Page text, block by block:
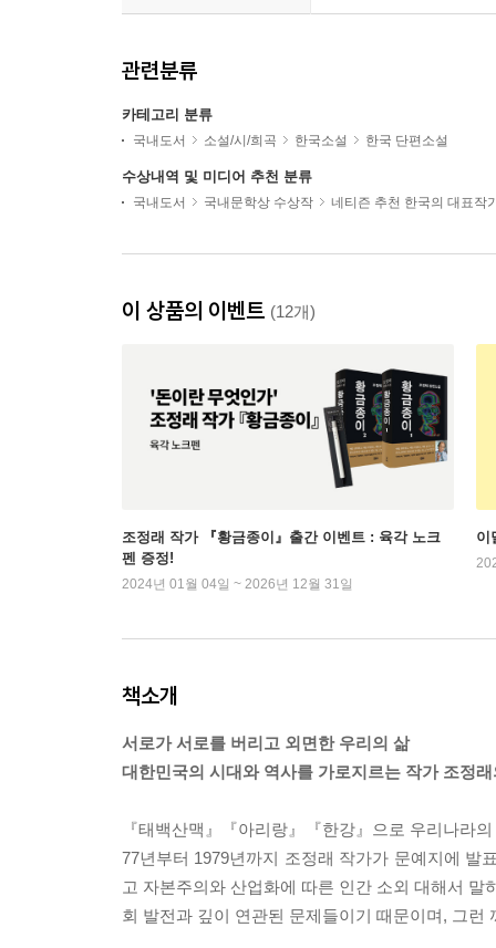
관련분류
카테고리 분류
국내도서 소설/시/희곡 한국소설 한국 단편소설
수상내역 및 미디어 추천 분류
국내도서 국내문학상 수상작 네티즌 추천 한국의 대표작
이 상품의 이벤트 (12개)
조정래 작가 『황금종이』출간 이벤트 : 육각 노크
펜 증정!
2024년 01월 04일 ~ 2026년 12월 31일
이
책소개
서로가 서로를 버리고 외면한 우리의 삶
대한민국의 시대와 역사를 가로지르는 작가 조정
『태백산맥』『아리랑』『한강』으로 우리나라
77년부터 1979년까지 조정래 작가가 문예지에 발
고 자본주의와 산업화에 따른 인간 소외 대해서
회 발전과 깊이 연관된 문제들이기 때문이며, 그